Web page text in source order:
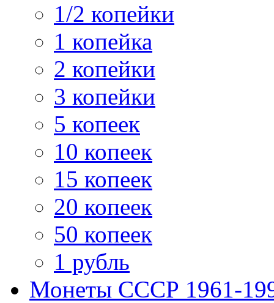
1/2 копейки
1 копейка
2 копейки
3 копейки
5 копеек
10 копеек
15 копеек
20 копеек
50 копеек
1 рубль
Монеты СССР 1961-